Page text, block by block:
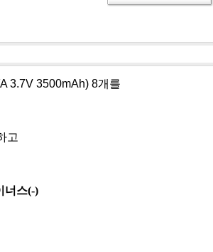
3.7V 3500mAh) 8개를
고
너스(-)